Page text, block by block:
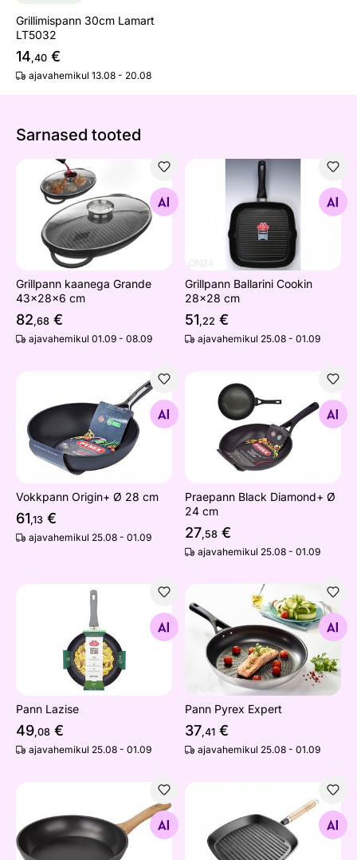
Grillimispann 30cm Lamart
LT5032
14,40 €
ajavahemikul 13.08 - 20.08
Sarnased tooted
Grillpann kaanega Grande 43x28x6 cm
Otsi sarnaseid
Grillpann kaanega Grande
43x28x6 cm
82,68 €
ajavahemikul 01.09 - 08.09
Grillpann Ballarini Cookin
Otsi sarnaseid
Grillpann Ballarini Cookin
28x28 cm
51,22 €
ajavahemikul 25.08 - 01.09
Vokkpann Origin+ Ø 28 cm
Otsi sarnaseid
Vokkpann Origin+ Ø 28 cm
61,13 €
ajavahemikul 25.08 - 01.09
Praepann Black Diamond+
Otsi sarnaseid
Praepann Black Diamond+ Ø
24 cm
27,58 €
ajavahemikul 25.08 - 01.09
Otsi sarnaseid
Pann Lazise
49,08 €
ajavahemikul 25.08 - 01.09
Pann Pyrex Expert
Otsi sarnaseid
Pann Pyrex Expert
37,41 €
ajavahemikul 25.08 - 01.09
Pann Lamart Natur 24 cm LT1243
Otsi sarnaseid
Malmpann Lamart LT1063
Otsi sarnaseid